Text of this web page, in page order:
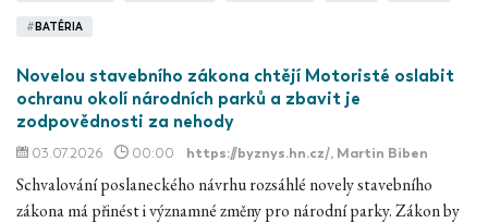
# BATÉRIA
Novelou stavebního zákona chtějí Motoristé oslabit
ochranu okolí národních parků a zbavit je
zodpovědnosti za nehody
03.07.2026 00:00 https://byznys.hn.cz/, Martin Biben
Schvalování poslaneckého návrhu rozsáhlé novely stavebního
zákona má přinést i významné změny pro národní parky. Zákon by